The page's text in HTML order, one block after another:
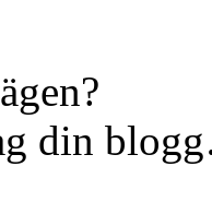
din